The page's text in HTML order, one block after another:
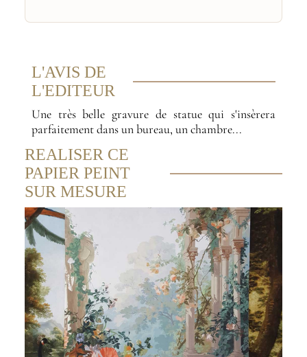
L'AVIS DE
L'EDITEUR
Une très belle gravure de statue qui s'insèrera
parfaitement dans un bureau, un chambre...
REALISER CE
PAPIER PEINT
SUR MESURE